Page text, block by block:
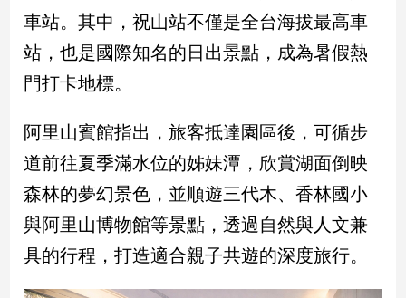
建
築/
室
內
遊/
美
食
星
座/
理
車站。其中，祝山站不僅是全台海拔最高車
站，也是國際知名的日出景點，成為暑假熱
門打卡地標。
阿里山賓館指出，旅客抵達園區後，可循步
道前往夏季滿水位的姊妹潭，欣賞湖面倒映
森林的夢幻景色，並順遊三代木、香林國小
與阿里山博物館等景點，透過自然與人文兼
具的行程，打造適合親子共遊的深度旅行。